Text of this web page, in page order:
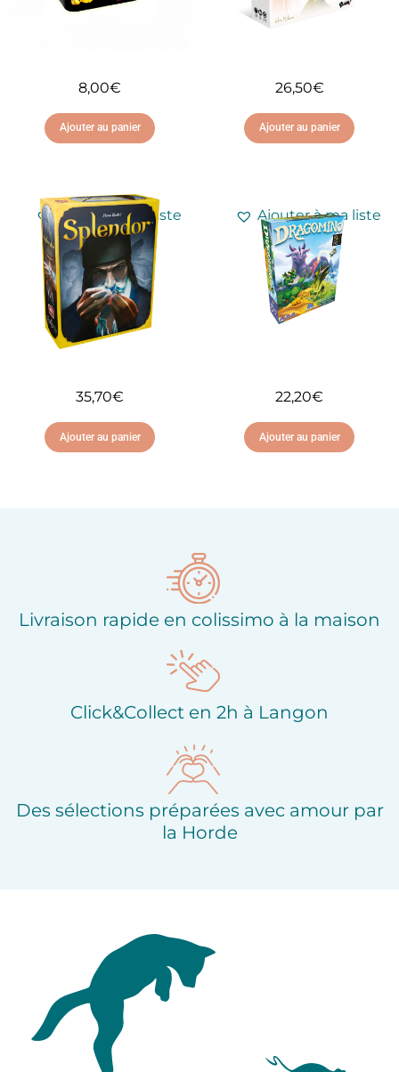
8,00€
Ajouter au panier
Ajouter à ma liste
d'envies
26,50€
Ajouter au panier
Ajouter à ma liste
d'envies
35,70€
Ajouter au panier
22,20€
Ajouter au panier
Livraison rapide en colissimo à la maison
Click&Collect en 2h à Langon
Des sélections préparées avec amour par
la Horde